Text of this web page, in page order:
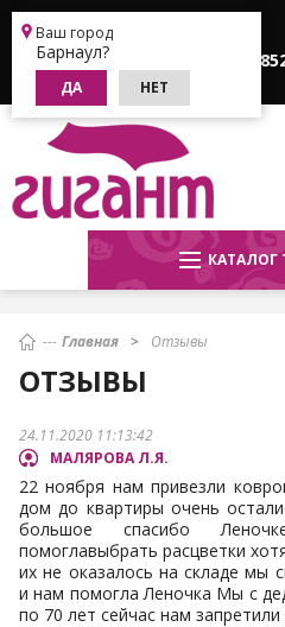
Барнаул
Ваш город
Барнаул?
ДА НЕТ
+7 (3852) 202-
622
+7
КАТАЛОГ
Главная Отзывы
ОТЗЫВЫ
24.11.2020 11:13:42
МАЛЯРОВА Л.Я.
22 ноября нам привезли
дом до квартиры очень
большое спасибо
помоглавыбрать расцветки
их не оказалось на складе мы
и нам помогла Леночка Мы с
по 70 лет сейчас нам